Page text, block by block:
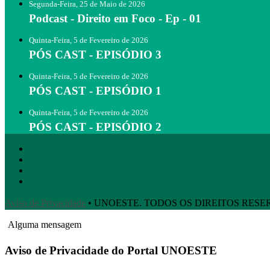
Segunda-Feira, 25 de Maio de 2026
Podcast - Direito em Foco - Ep - 01
Quinta-Feira, 5 de Fevereiro de 2026
PÓS CAST - EPISÓDIO 3
Quinta-Feira, 5 de Fevereiro de 2026
PÓS CAST - EPISÓDIO 1
Quinta-Feira, 5 de Fevereiro de 2026
PÓS CAST - EPISÓDIO 2
Aviso de Privacidade • UNOESTE. TODOS OS DIREITOS
Alguma mensagem
Aviso de Privacidade do Portal UNOESTE